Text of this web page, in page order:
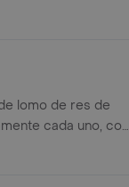
y salsa a tu
lomo de res de
cada uno, con
y salsa a tu